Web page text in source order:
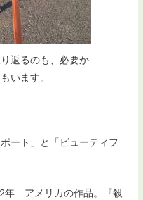
返るのも、必要か
います。
ート」と「ビューティフ
年 アメリカの作品。『殺